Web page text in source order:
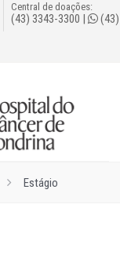
Central de doações:
(43) 3343-3300 |
Estágio